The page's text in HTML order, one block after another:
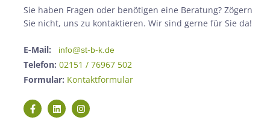
Sie haben Fragen oder benötigen eine Beratung? Zögern
Sie nicht, uns zu kontaktieren. Wir sind gerne für Sie da!
E-Mail: info@st-b-k.de
Telefon: 02151 / 76967 502
Formular: Kontaktformular